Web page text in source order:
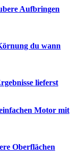
Aufbringen
du wann
lieferst
Motor mit
Oberflächen